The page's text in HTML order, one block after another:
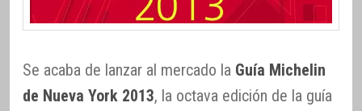
Se acaba de lanzar al mercado la Guía Michelin
de Nueva York 2013, la octava edición de la guía